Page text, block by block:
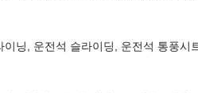
닝, 운전석 슬라이딩, 운전석 통풍시